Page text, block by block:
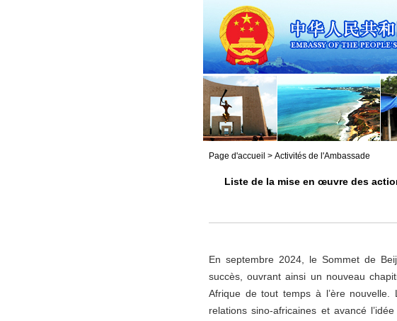
Page d'accueil > Activités de l'Ambassade
Liste de la mise en œuvre des
En septembre 2024, le Sommet de
succès, ouvrant ainsi un nouveau
Afrique de tout temps à l’ère
relations sino-africaines et avancé